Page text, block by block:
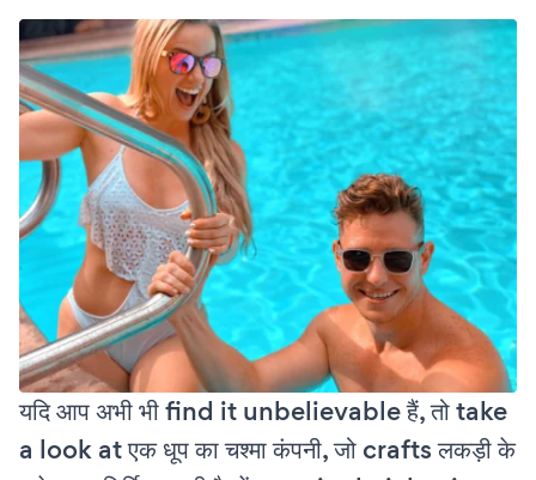
यदि आप अभी भी find it unbelievable हैं, तो take
a look at एक धूप का चश्मा कंपनी, जो crafts लकड़ी के